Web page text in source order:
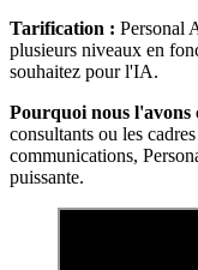
Tarification : Personal
plusieurs niveaux en
souhaitez pour l'IA.
Pourquoi nous l'avons
consultants ou les
communications,
puissante.